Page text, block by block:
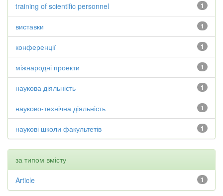
1
training of scientific personnel
1
виставки
1
конференції
1
міжнародні проекти
1
наукова діяльність
1
науково-технічна діяльність
1
наукові школи факультетів
за типом вмісту
1
Article